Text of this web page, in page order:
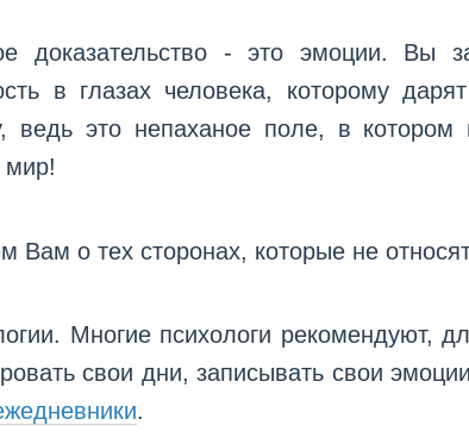
доказательство - это эмоции. Вы
в глазах человека, которому
ведь это непаханое поле, в
мир!
Вам о тех сторонах, которые не
Многие психологи рекомендуют,
свои дни, записывать свои
.